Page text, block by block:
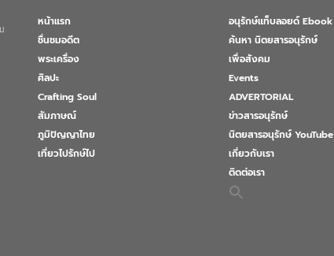
หน้าแรก
ชื่นชมอดีต
พระเครื่อง
ศิลปะ
Crafting Soul
สัมภาษณ์
ภูมิปัญญาไทย
เที่ยวไปรักษ์ไป
อนุรักษ์แท็บลอยด์ Ebook
ค้นหา นิตยสารอนุรักษ์
เพื่อสังคม
Events
ADVERTORIAL
ข่าวสารอนุรักษ์
นิตยสารอนุรักษ์ YouTube
เกี่ยวกับเรา
ติดต่อเรา